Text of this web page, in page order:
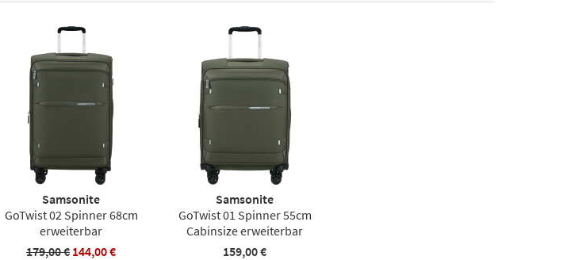
Samsonite
GoTwist 02 Spinner 68cm
erweiterbar
179,00 € 144,00 €
Samsonite
GoTwist 01 Spinner 55cm
Cabinsize erweiterbar
159,00 €